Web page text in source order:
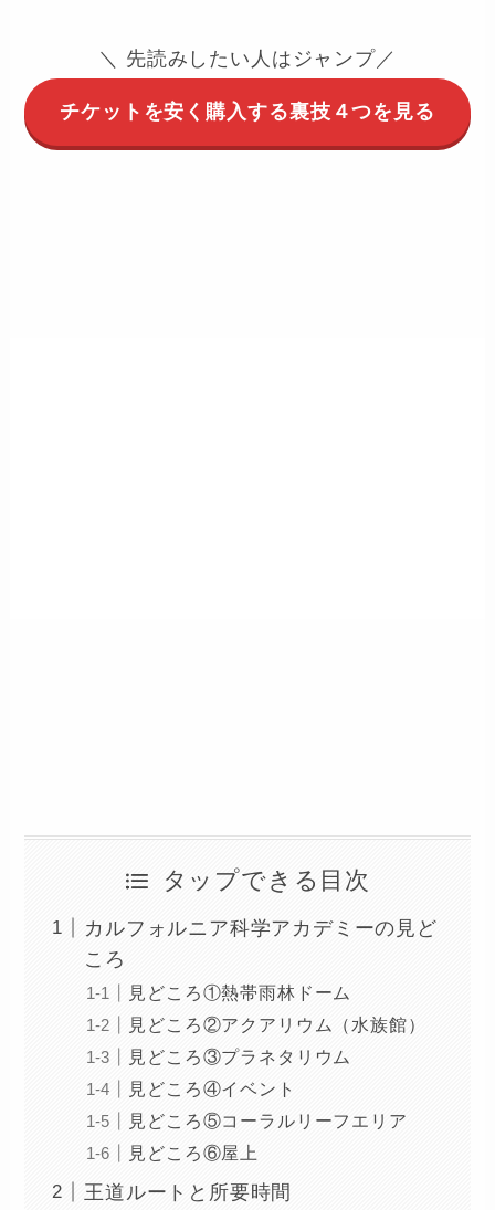
＼ 先読みしたい人はジャンプ／
チケットを安く購入する裏技４つを見る
タップできる目次
カルフォルニア科学アカデミーの見ど
ころ
見どころ①熱帯雨林ドーム
見どころ②アクアリウム（水族館）
見どころ③プラネタリウム
見どころ④イベント
見どころ⑤コーラルリーフエリア
見どころ⑥屋上
王道ルートと所要時間